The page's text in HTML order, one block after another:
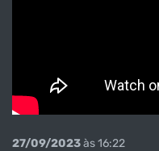
27/09/2023às 16:22